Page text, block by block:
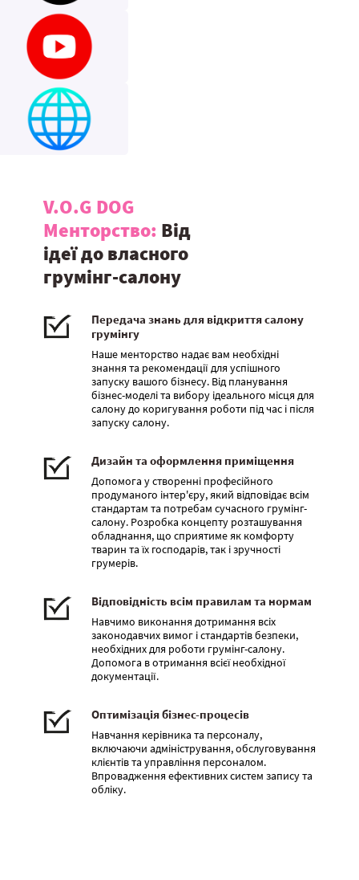
V.O.G DOG
Менторство: Від
ідеї до власного
грумінг-салону
Передача знань для відкриття салону
грумінгу
Наше менторство надає вам необхідні
знання та рекомендації для успішного
запуску вашого бізнесу. Від планування
бізнес-моделі та вибору ідеального місця для
салону до коригування роботи під час і після
запуску салону.
Дизайн та оформлення приміщення
Допомога у створенні професійного
продуманого інтер'єру, який відповідає всім
стандартам та потребам сучасного грумінг-
салону. Розробка концепту розташування
обладнання, що сприятиме як комфорту
тварин та їх господарів, так і зручності
грумерів.
Відповідність всім правилам та нормам
Навчимо виконання дотримання всіх
законодавчих вимог і стандартів безпеки,
необхідних для роботи грумінг-салону.
Допомога в отримання всієї необхідної
документації.
Оптимізація бізнес-процесів
Навчання керівника та персоналу,
включаючи адміністрування, обслуговування
клієнтів та управління персоналом.
Впровадження ефективних систем запису та
обліку.